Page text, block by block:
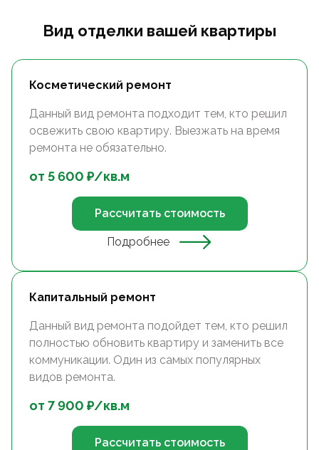
Вид отделки вашей квартиры
Косметический ремонт
Данный вид ремонта подходит тем, кто решил
освежить свою квартиру. Выезжать на время
ремонта не обязательно.
от 5 600 ₽/кв.м
Рассчитать стоимость
Подробнее
Капитальный ремонт
Данный вид ремонта подойдет тем, кто решил
полностью обновить квартиру и заменить все
коммуникации. Один из самых популярных
видов ремонта.
от 7 900 ₽/кв.м
Рассчитать стоимость